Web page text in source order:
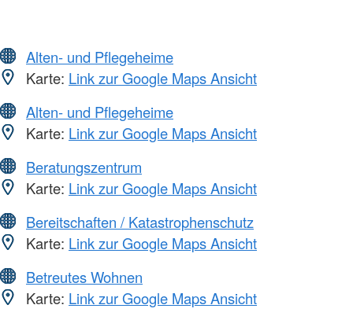
Alten- und Pflegeheime
Karte: Link zur Google Maps Ansicht
Alten- und Pflegeheime
Karte: Link zur Google Maps Ansicht
Beratungszentrum
Karte: Link zur Google Maps Ansicht
Bereitschaften / Katastrophenschutz
Karte: Link zur Google Maps Ansicht
Betreutes Wohnen
Karte: Link zur Google Maps Ansicht